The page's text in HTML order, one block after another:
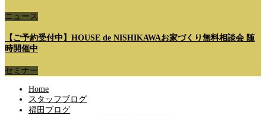
ニュース
【ご予約受付中】HOUSE de NISHIKAWAお家づくり無料相談会 随
時開催中
セミナー
Home
スタッフブログ
福田ブログ